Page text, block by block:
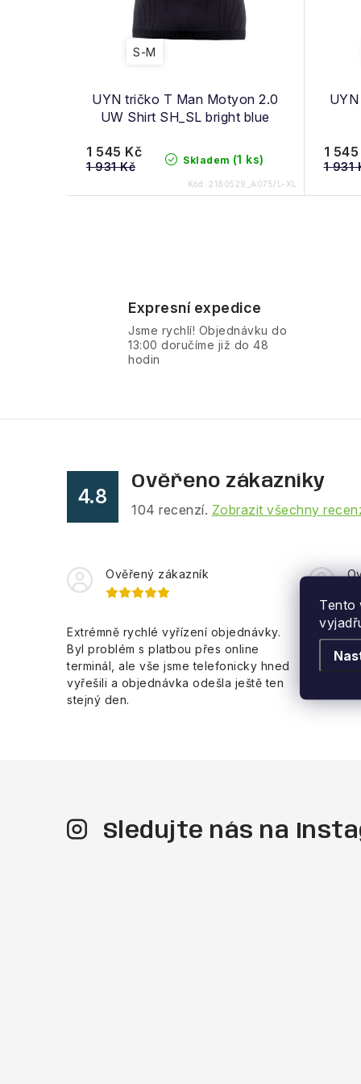
Tento
ů
UYN tričko T Man Motyon 2.0
UW Shirt SH_SL bright blue
S-M
Skladem (1 ks)
1 545 Kč
1 931 Kč
Kód: 2180529_A075/L-XL
1
1 931
c
p
r
v
y
ý
p
i
Expresní expedice
Jsme rychlí! Objednávku do
13:00 doručíme již do 48
hodin
4.8
Ověřeno zákazníky
104 recenzí. Zobrazit všechny
Ověřený zákazník
Extrémně rychlé vyřízení objednávky.
Byl problém s platbou přes online
terminál, ale vše jsme telefonicky hned
vyřešili a objednávka odešla ještě ten
stejný den.
Rychlé
Sledujte nás na